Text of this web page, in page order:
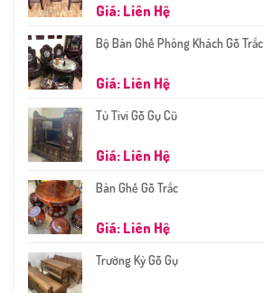
Giá: Liên Hệ
Bộ Bàn Ghế Phòng Khách Gỗ Trắc
Giá: Liên Hệ
Tủ Tivi Gỗ Gụ Cũ
Giá: Liên Hệ
Bàn Ghế Gỗ Trắc
Giá: Liên Hệ
Trường Kỷ Gỗ Gụ